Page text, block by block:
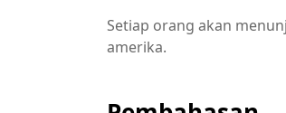
Setiap orang akan
amerika.